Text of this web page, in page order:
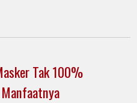
Tak 100%